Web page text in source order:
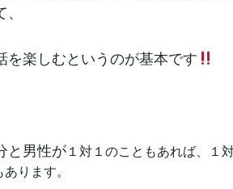
、
を楽しむというのが基本です
と男性が １対１のこともあれば、１
あります。